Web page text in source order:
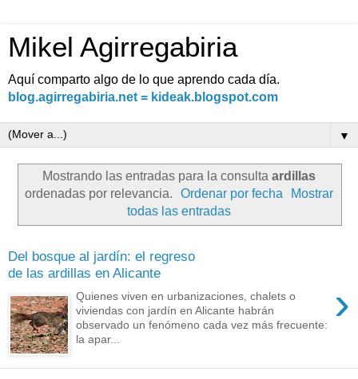
Mikel Agirregabiria
Aquí comparto algo de lo que aprendo cada día.
blog.agirregabiria.net = kideak.blogspot.com
▼
Mostrando las entradas para la consulta ardillas
ordenadas por relevancia.
Ordenar por fecha
Mostrar
todas las entradas
Del bosque al jardín: el regreso
de las ardillas en Alicante
›
Quienes viven en urbanizaciones, chalets o
viviendas con jardín en Alicante habrán
observado un fenómeno cada vez más frecuente:
la apar...